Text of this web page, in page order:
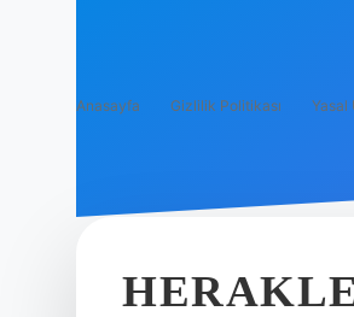
Anasayfa Gizlilik Politikası Yasal